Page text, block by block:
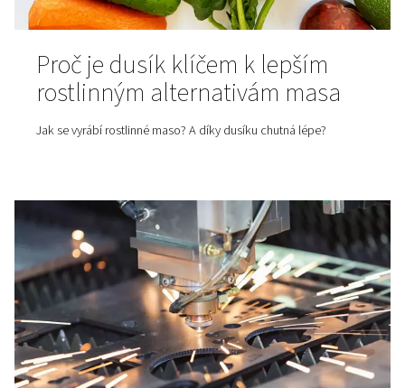
Výhody a využití
sušiček
následky mohou být drahé — od poškozeného
ohrožení kvality výroby. Proto se v celé řadě odvětví
otázka, <i>jestli</i> mít suchý vzduch, ale <i>jak</i>
Čistý a suchý vzduch je zkrátka základ. V tomto článku
podíváme na adsorpční sušičky: co to vlastně je, kdy je
proč hrají klíčovou roli tam, kde se pracuje s vysokými
kvalitu a spolehlivost.